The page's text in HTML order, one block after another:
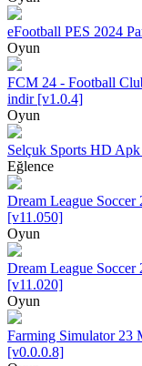
eFootball PES 2024
Oyun
FCM 24 - Football
indir [v1.0.4]
Oyun
Selçuk Sports HD
Eğlence
Dream League
[v11.050]
Oyun
Dream League
[v11.020]
Oyun
Farming Simulator
[v0.0.0.8]